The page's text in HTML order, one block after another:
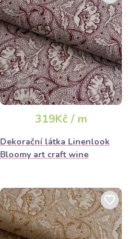
319Kč / m
Dekorační látka Linenlook
Bloomy art craft wine